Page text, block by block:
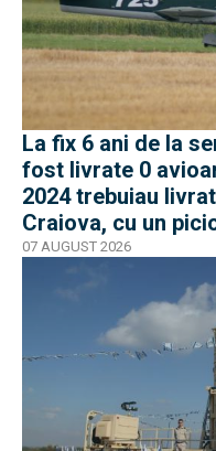
La fix 6 ani de la
fost livrate 0
2024 trebuiau
Craiova, cu un
07 AUGUST 2026